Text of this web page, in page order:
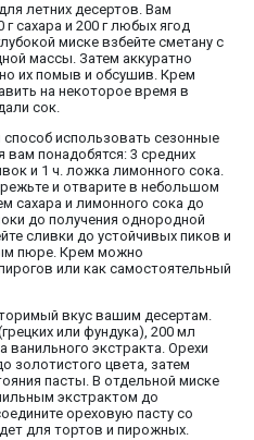
летних десертов. Вам
г сахара и 200 г любых ягод
миске взбейте сметану с
массы. Затем аккуратно
их помыв и обсушив. Крем
на некоторое время в
сок.
использовать сезонные
понадобятся: 3 средних
и 1 ч. ложка лимонного сока.
и отварите в небольшом
сахара и лимонного сока до
до получения однородной
сливки до устойчивых пиков и
пюре. Крем можно
или как самостоятельный
вкус вашим десертам.
или фундука), 200 мл
ванильного экстракта. Орехи
золотистого цвета, затем
пасты. В отдельной миске
экстрактом до
ореховую пасту со
для тортов и пирожных.